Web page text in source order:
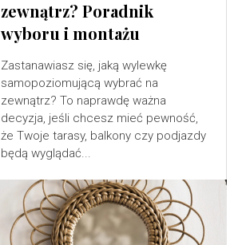
zewnątrz? Poradnik
wyboru i montażu
Zastanawiasz się, jaką wylewkę
samopoziomującą wybrać na
zewnątrz? To naprawdę ważna
decyzja, jeśli chcesz mieć pewność,
że Twoje tarasy, balkony czy podjazdy
będą wyglądać...